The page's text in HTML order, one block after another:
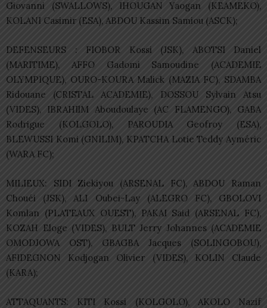
Giovanni (SWALLOWS), IHOUGAN Yaogan (KEAMEKO),
KOLANI Casimir (ESA), ABDOU Kassim Samiou (ASCK);
DEFENSEURS : FIOBOR Kossi (JSK), ABOTSI Daniel
(MARITIME), AFFO Gadomi Samoudine (ACADEMIE
OLYMPIQUE), OURO-KOURA Malick (MAZIA FC), SDAMBA
Ridouane (CRISTAL ACADEMIE), DOSSOU Sylvain Atsu
(VIDES), IBRAHIlM Aboudoulaye (AC FLAMENGO), GABA
Rodrigue (KOLGOLO), PAROUDIA Geofroy (ESA),
BLEWUSSI Komi (GNILIM), KPATCHA Lotie Teddy Ayméric
(WARA FC);
MILIEUX: SIDI Ziekiyou (ARSENAL FC), ABDOU Raman
Chouéi (JSK), ALI Oubei-Lay (ALEGRO FC), GBOLOVI
Komlan (PLATEAUX OUEST), PAKAI Said (ARSENAL FC),
KOZAH Eloge (VIDES), BULT Jerry Johannes (ACADEMIE
OMODJOWA OST), GBAGBA Jacques (SOLINGOBOU),
AFIDEGNON Kodjogan Olivier (VIDES), KOLIN Claude
(KARA);
ATTAQUANTS: KITI Kossi (KOLGOLO), AKOLO Nazif